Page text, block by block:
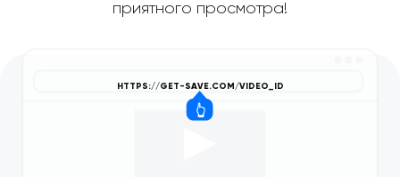
приятного просмотра!